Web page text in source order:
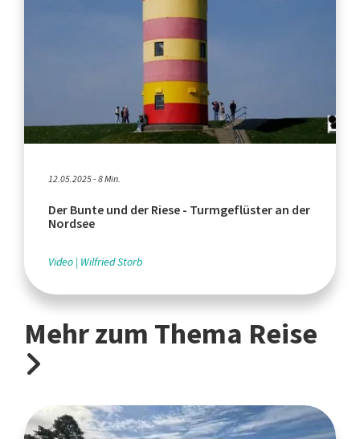
12.05.2025 - 8 Min.
Der Bunte und der Riese - Turmgeflüster an der
Nordsee
Video Wilfried Storb
Mehr zum Thema Reise